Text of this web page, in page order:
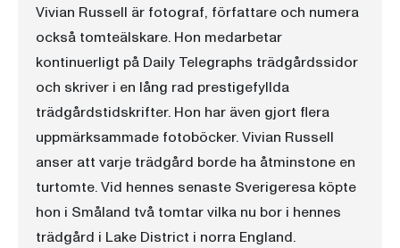
Vivian Russell är fotograf, författare och numera
också tomteälskare. Hon medarbetar
kontinuerligt på Daily Telegraphs trädgårdssidor
och skriver i en lång rad prestigefyllda
trädgårdstidskrifter. Hon har även gjort flera
uppmärksammade fotoböcker. Vivian Russell
anser att varje trädgård borde ha åtminstone en
turtomte. Vid hennes senaste Sverigeresa köpte
hon i Småland två tomtar vilka nu bor i hennes
trädgård i Lake District i norra England.